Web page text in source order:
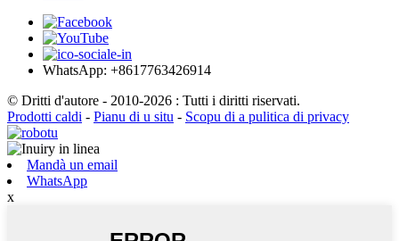
WhatsApp: +8617763426914
© Dritti d'autore - 2010-2026 : Tutti i diritti riservati.
Prodotti caldi - Pianu di u situ - Scopu di a pulitica di privacy
Mandà un email
WhatsApp
x